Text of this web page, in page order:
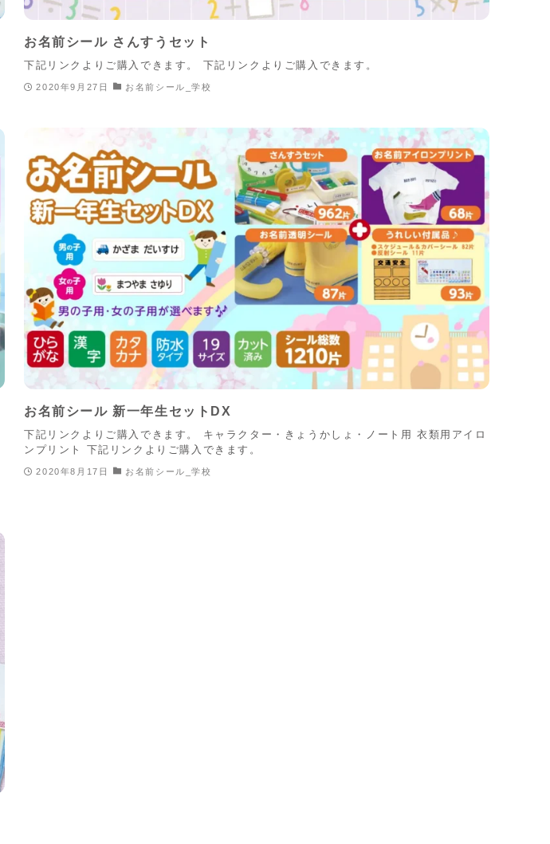
お名前シール さんすうセット
下記リンクよりご購入できます。 下記リンクよりご購入できます。
2020年9月27日 お名前シール_学校
お名前シール 新一年生セットDX
下記リンクよりご購入できます。 キャラクター・きょうかしょ・ノート用 衣類用アイロ
ンプリント 下記リンクよりご購入できます。
2020年8月17日 お名前シール_学校